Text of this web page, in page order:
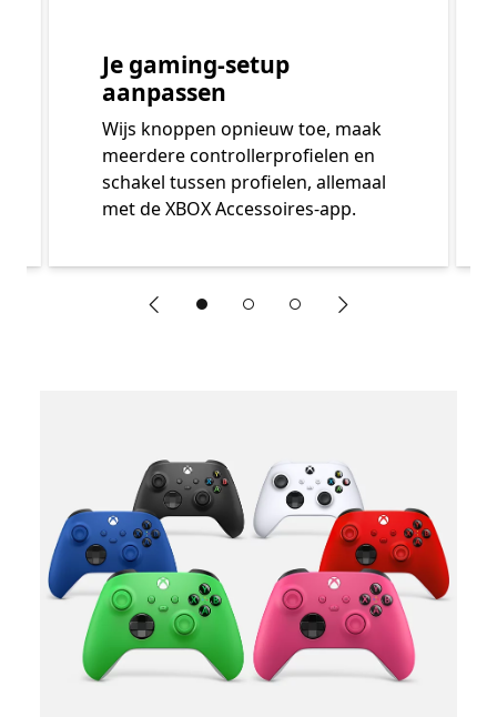
"Vorige dia" "Volgende dia"
Je gaming-setup
aanpassen
Wijs knoppen opnieuw toe, maak
meerdere controllerprofielen en
schakel tussen profielen, allemaal
met de XBOX Accessoires-app.